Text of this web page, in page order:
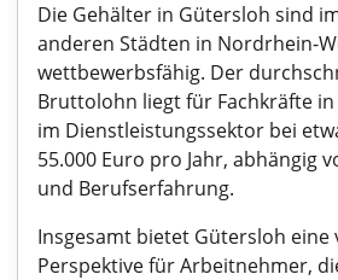
Die Gehälter in Gütersloh sind
anderen Städten in Nordrhein-
wettbewerbsfähig. Der
Bruttolohn liegt für Fachkräfte
im Dienstleistungssektor bei
55.000 Euro pro Jahr, abhängig
und Berufserfahrung.
Insgesamt bietet Gütersloh eine
Perspektive für Arbeitnehmer,